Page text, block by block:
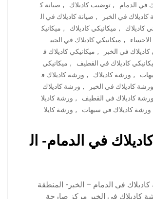
في الدمام
, توضيب كاديلاك , صيانة ك
كاديلاك في الخبر , صيانة كاديلاك في ال
كاديلاك , ميكانيكي كاديلاك , ميكانيك
, ميكانيكي كاديلاك في الجبي
كاديلاك في الخبر , ميكانيكي كاديلاك ف
كاديلاك في القطيف , ميكانيكي
, ورشة كاديلاك , ورشة كاديلاك ف
ورشة كاديلاك في الخبر , ورشة كاديلاك
ورشة كاديلاك في القطيف , ورشة كاديلا
ورشة كاديلاك في سيهات , ورشة كايلا
في الدمام- ال
في الدمام – الخبر- المنطقة
كاديلاك في الخبر مركز صارحة